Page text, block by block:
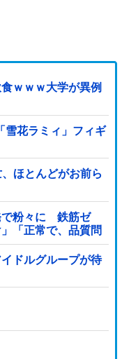
ｗｗｗ大学が異例
雪花ラミィ」フィギ
ほとんどがお前ら
で粉々に 鉄筋ゼ
「正常で、品質問
ドルグループが待